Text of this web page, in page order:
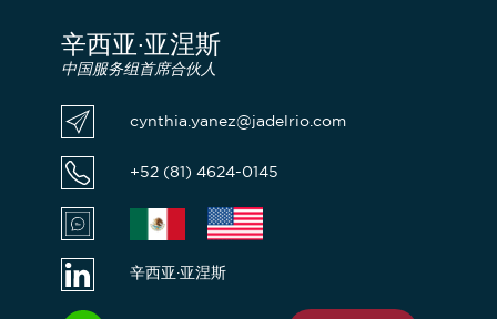
辛西亚·亚涅斯
中国服务组首席合伙人
cynthia.yanez@jadelrio.com
+52 (81) 4624-0145
辛西亚·亚涅斯